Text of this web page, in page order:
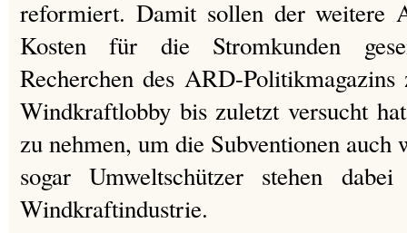
reformiert. Damit sollen der weitere
Kosten für die Stromkunden
Recherchen des ARD-
Windkraftlobby bis zuletzt versucht
zu nehmen, um die Subventionen
sogar Umweltschützer stehen
Windkraftindustrie.